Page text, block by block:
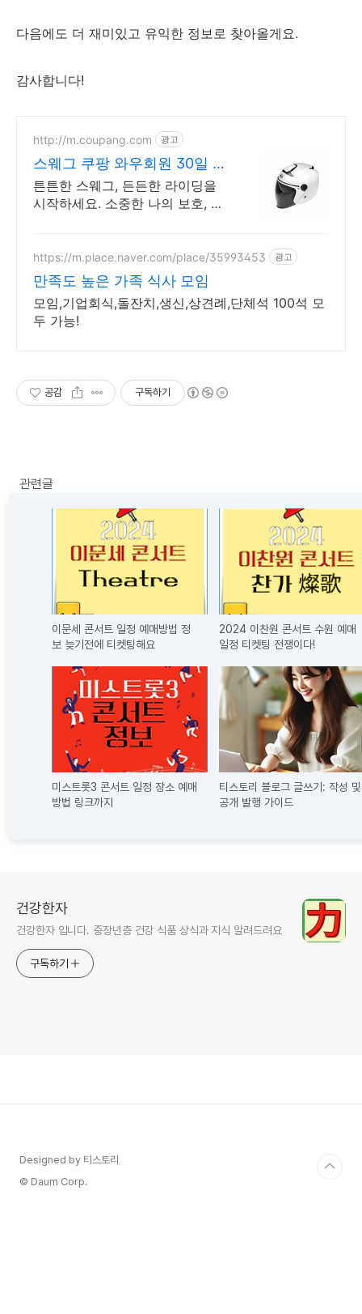
다음에도 더 재미있고 유익한 정보로 찾아올게요.
감사합니다!
http://m.coupang.com 광고
스웨그 쿠팡 와우회원 30일 무
료반품
튼튼한 스웨그, 든든한 라이딩을
시작하세요. 소중한 나의 보호, 쿠
https://m.place.naver.com/place/35993453 광고
만족도 높은 가족 식사 모임
모임,기업회식,돌잔치,생신,상견례,단체석 100석 모
두 가능!
공감 구독하기
관련글
이문세 콘서트 일정 예매방법 정
보 늦기전에 티켓팅해요
2024 이찬원 콘서트 수원 예매
일정 티켓팅 전쟁이다!
미스트롯3 콘서트 일정 장소 예매
방법 링크까지
티스토리 블로그 글쓰기: 작성 및
공개 발행 가이드
건강한자
건강한자 입니다. 중장년층 건강 식품 상식과 지식 알려드려요
구독하기
Designed by 티스토리
© Daum Corp.